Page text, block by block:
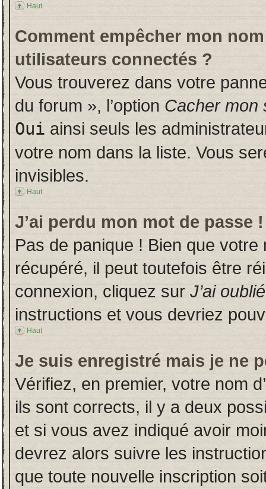
Haut
Comment empêcher mon
utilisateurs connectés ?
Vous trouverez dans votre
du forum », l’option Cacher mon
Oui ainsi seuls les
votre nom dans la liste. Vous
invisibles.
Haut
J’ai perdu mon mot de passe !
Pas de panique ! Bien que
récupéré, il peut toutefois être
connexion, cliquez sur J’ai
instructions et vous devriez
Haut
Je suis enregistré mais je ne
Vérifiez, en premier, votre nom
ils sont corrects, il y a deux
et si vous avez indiqué avoir
devrez alors suivre les
que toute nouvelle inscription